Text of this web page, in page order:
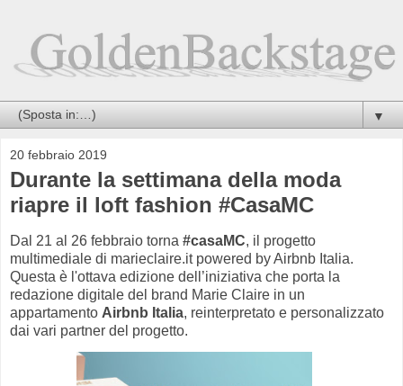
▼
20 febbraio 2019
Durante la settimana della moda
riapre il loft fashion #CasaMC
Dal 21 al 26 febbraio torna #casaMC, il progetto
multimediale di marieclaire.it powered by Airbnb Italia.
Questa è l'ottava edizione dell’iniziativa che porta la
redazione digitale del brand Marie Claire in un
appartamento Airbnb Italia, reinterpretato e personalizzato
dai vari partner del progetto.